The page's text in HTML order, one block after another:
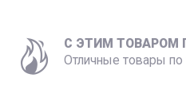
C ЭТИМ ТОВАРОМ
Отличные товары